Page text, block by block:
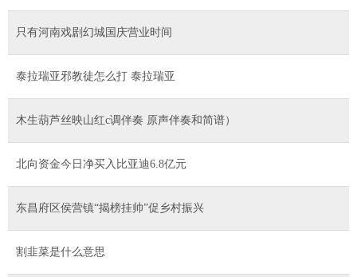
只有河南戏剧幻城国庆营业时间
泰拉瑞亚邪教徒怎么打 泰拉瑞亚
木生葫芦丝映山红c调伴奏 原声伴奏和简谱）
北向资金今日净买入比亚迪6.8亿元
东昌府区侯营镇“揭榜挂帅”促乡村振兴
割韭菜是什么意思